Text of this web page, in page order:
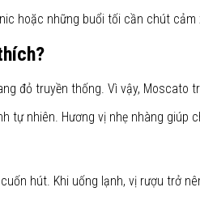
hoặc những buổi tối cần chút
đỏ truyền thống. Vì vậy, Moscato
nhiên. Hương vị nhẹ nhàng
hút. Khi uống lạnh, vị rượu trở